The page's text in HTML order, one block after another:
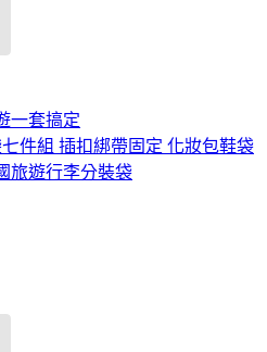
一套搞定
件組 插扣綁帶固定 化妝包鞋袋
旅遊行李分裝袋